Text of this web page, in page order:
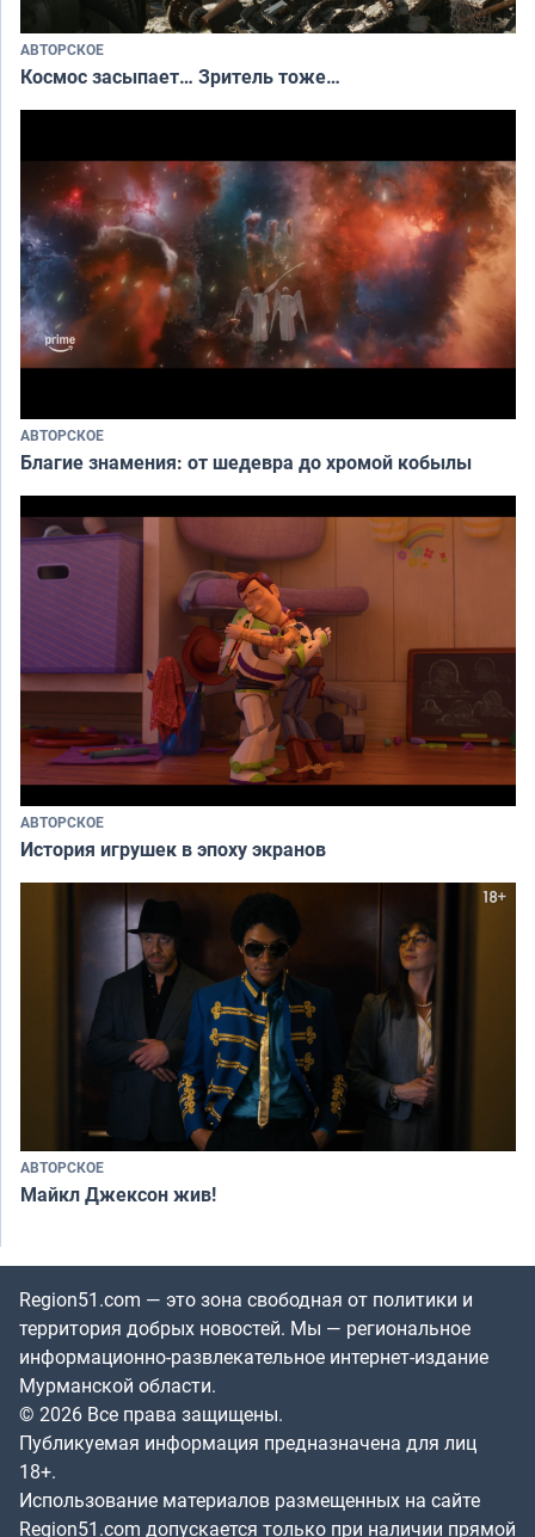
АВТОРСКОЕ
Космос засыпает… Зритель тоже…
АВТОРСКОЕ
Благие знамения: от шедевра до хромой кобылы
АВТОРСКОЕ
История игрушек в эпоху экранов
АВТОРСКОЕ
Майкл Джексон жив!
Region51.com — это зона свободная от политики и
территория добрых новостей. Мы — региональное
информационно-развлекательное интернет-издание
Мурманской области.
© 2026 Все права защищены.
Публикуемая информация предназначена для лиц
18+.
Использование материалов размещенных на сайте
Region51.com допускается только при наличии прямой